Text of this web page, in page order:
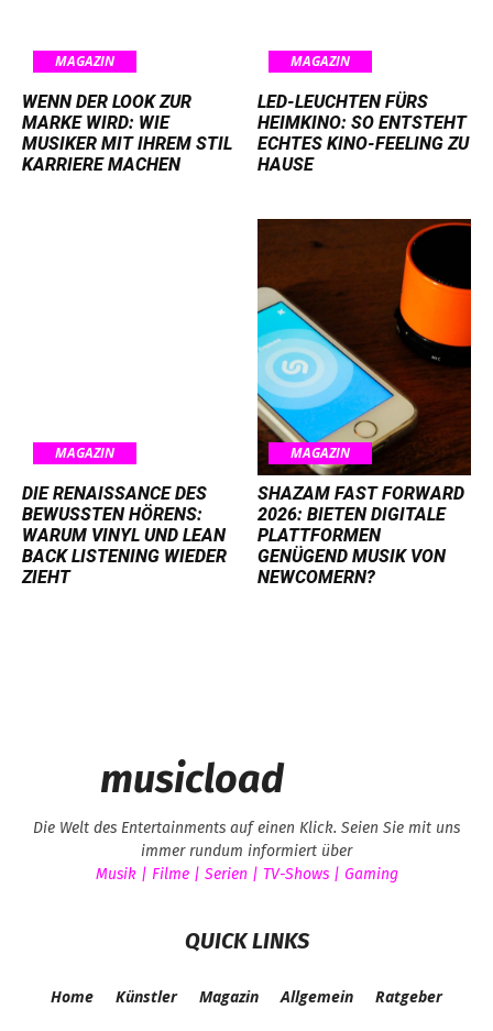
MAGAZIN
WENN DER LOOK ZUR
MARKE WIRD: WIE
MUSIKER MIT IHREM STIL
KARRIERE MACHEN
MAGAZIN
LED-LEUCHTEN FÜRS
HEIMKINO: SO ENTSTEHT
ECHTES KINO-FEELING ZU
HAUSE
MAGAZIN
DIE RENAISSANCE DES
BEWUSSTEN HÖRENS:
WARUM VINYL UND LEAN
BACK LISTENING WIEDER
ZIEHT
MAGAZIN
SHAZAM FAST FORWARD
2026: BIETEN DIGITALE
PLATTFORMEN
GENÜGEND MUSIK VON
NEWCOMERN?
musicload
Die Welt des Entertainments auf einen Klick. Seien Sie mit uns
immer rundum informiert über
Musik | Filme | Serien | TV-Shows | Gaming
QUICK LINKS
Home Künstler Magazin Allgemein Ratgeber